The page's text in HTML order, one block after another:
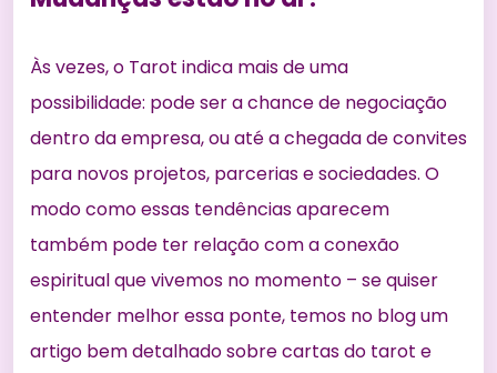
Às vezes, o Tarot indica mais de uma
possibilidade: pode ser a chance de negociação
dentro da empresa, ou até a chegada de convites
para novos projetos, parcerias e sociedades. O
modo como essas tendências aparecem
também pode ter relação com a conexão
espiritual que vivemos no momento – se quiser
entender melhor essa ponte, temos no blog um
artigo bem detalhado sobrecartas do tarot e